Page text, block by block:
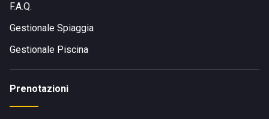
F.A.Q.
Gestionale Spiaggia
Gestionale Piscina
Prenotazioni